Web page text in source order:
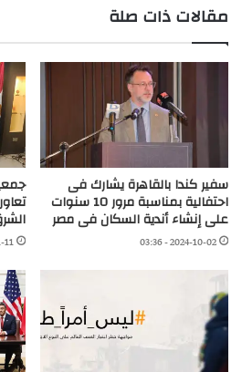
مقالات ذات صلة
سفير كندا بالقاهرة يشارك فى
احتفالية بمناسبة مرور 10 سنوات
على إنشاء أندية السكان فى مصر
2024-10-02 - 03:36